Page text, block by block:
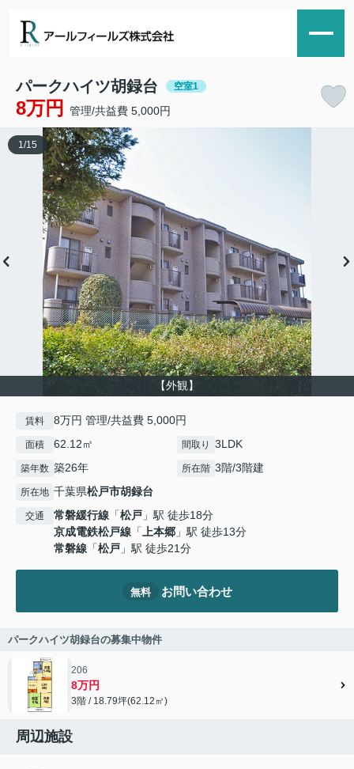
パークハイツ胡録台 空室1
8万円 管理/共益費 5,000円
【外観】
1 /15
賃料 8万円 管理/共益費 5,000円
面積 62.12㎡ 間取り 3LDK
築年数 築26年 所在階 3階/3階建
所在地 千葉県松戸市胡録台
交通 常磐緩行線 「松戸 」駅 徒歩18分
京成電鉄松戸線 「 上本郷 」駅 徒歩13分
常磐線 「松戸 」駅 徒歩21分
無料 お問い合わせ
パークハイツ胡録台の募集中物件
206
8万円
3階 / 18.79坪(62.12㎡)
周辺施設